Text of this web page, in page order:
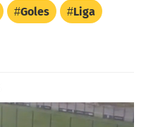
Goles Liga